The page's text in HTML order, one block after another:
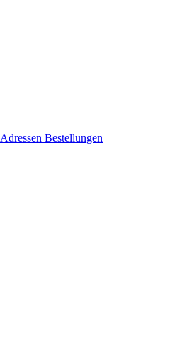
Adressen Bestellungen